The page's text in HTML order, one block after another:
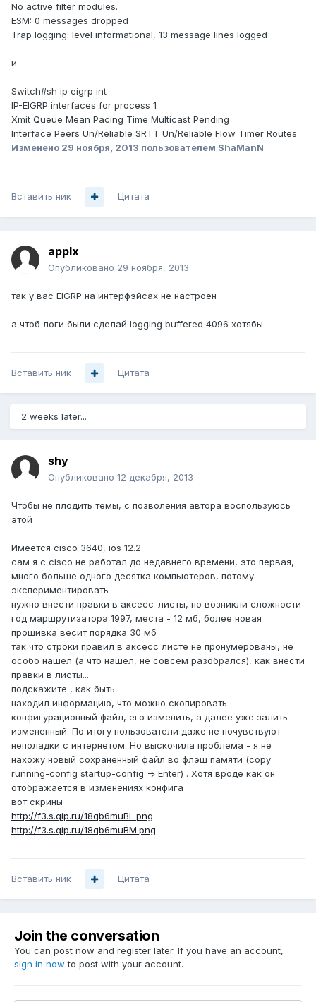
No active filter modules.
ESM: 0 messages dropped
Trap logging: level informational, 13 message lines logged
и
Switch#sh ip eigrp int
IP-EIGRP interfaces for process 1
Xmit Queue Mean Pacing Time Multicast Pending
Interface Peers Un/Reliable SRTT Un/Reliable Flow Timer Routes
Изменено 29 ноября, 2013 пользователем ShaManN
Вставить ник Цитата
applx
Опубликовано 29 ноября, 2013
так у вас EIGRP на интерфэйсах не настроен
а чтоб логи были сделай logging buffered 4096 хотябы
Вставить ник Цитата
2 weeks later...
shy
Опубликовано 12 декабря, 2013
Чтобы не плодить темы, с позволения автора воспользуюсь
этой
Имеется cisco 3640, ios 12.2
сам я с cisco не работал до недавнего времени, это первая,
много больше одного десятка компьютеров, потому
экспериментировать
нужно внести правки в аксесс-листы, но возникли сложности
год маршрутизатора 1997, места - 12 мб, более новая
прошивка весит порядка 30 мб
так что строки правил в аксесс листе не пронумерованы, не
особо нашел (а что нашел, не совсем разобрался), как внести
правки в листы...
подскажите , как быть
находил информацию, что можно скопировать
конфигурационный файл, его изменить, а далее уже залить
измененный. По итогу пользователи даже не почувствуют
неполадки с интернетом. Но выскочила проблема - я не
нахожу новый сохраненный файл во флэш памяти (copy
running-config startup-config => Enter) . Хотя вроде как он
отображается в изменениях конфига
вот скрины
http://f3.s.qip.ru/18qb6muBL.png
http://f3.s.qip.ru/18qb6muBM.png
Вставить ник Цитата
Join the conversation
You can post now and register later. If you have an account,
sign in now to post with your account.